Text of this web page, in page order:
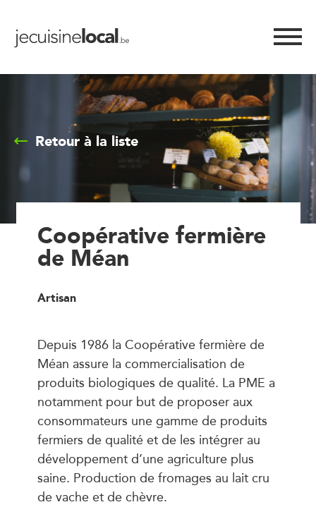
Retour à la liste
Coopérative fermière
de Méan
Artisan
Depuis 1986 la Coopérative fermière de
Méan assure la commercialisation de
produits biologiques de qualité. La PME a
notamment pour but de proposer aux
consommateurs une gamme de produits
fermiers de qualité et de les intégrer au
développement d’une agriculture plus
saine. Production de fromages au lait cru
de vache et de chèvre.